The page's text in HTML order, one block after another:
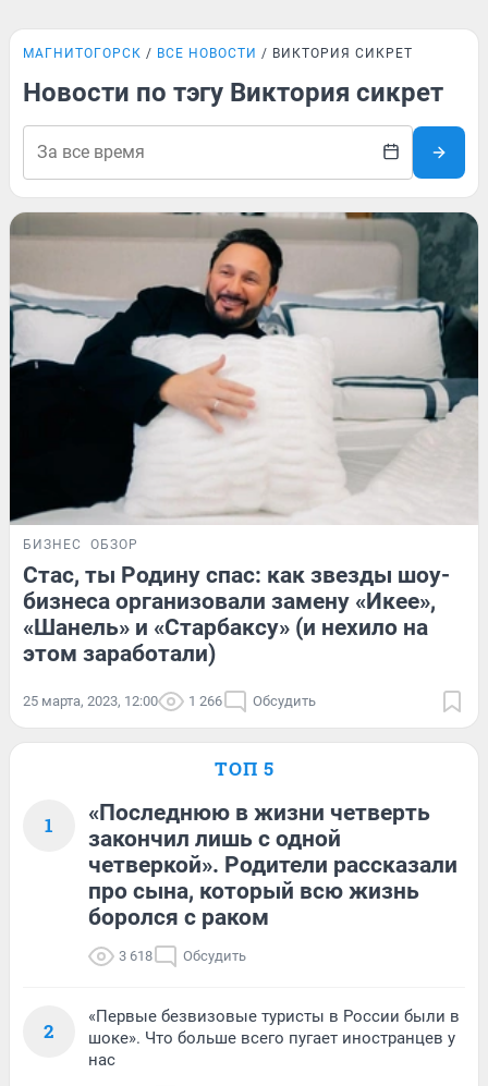
МАГНИТОГОРСК ВСЕ НОВОСТИ ВИКТОРИЯ СИКРЕТ
Новости по тэгу Виктория сикрет
БИЗНЕС ОБЗОР
Стас, ты Родину спас: как звезды шоу-
бизнеса организовали замену «Икее»,
«Шанель» и «Старбаксу» (и нехило на
этом заработали)
25 марта, 2023, 12:00 1 266 Обсудить
ТОП 5
1
«Последнюю в жизни четверть
закончил лишь с одной
четверкой». Родители рассказали
про сына, который всю жизнь
боролся с раком
3 618 Обсудить
2
«Первые безвизовые туристы в России были в
шоке». Что больше всего пугает иностранцев у
нас